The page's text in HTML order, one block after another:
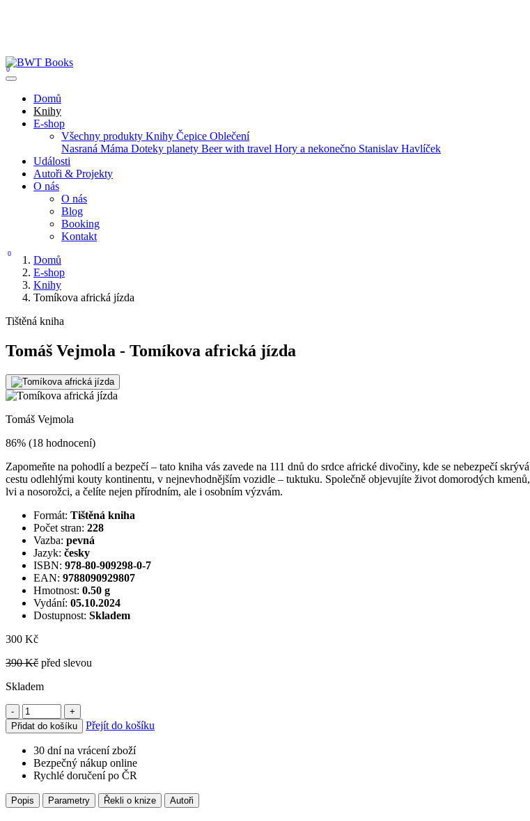
0
Domů
Knihy
E-shop
Všechny produkty Knihy Čepice Oblečení
Nasraná Máma Doteky planety Beer with travel Hory a nekonečno Stanislav Havlíček
Události
Autoři & Projekty
O nás
O nás
Blog
Booking
Kontakt
0
Domů
E-shop
Knihy
Tomíkova africká jízda
Tištěná kniha
Tomáš Vejmola - Tomíkova africká jízda
Tomáš Vejmola
86% (18 hodnocení)
Zapomeňte na pohodlí a bezpečí – tato kniha vás zavede na 111 dnů do srdce africké divočiny, kde se nebezpečí
cestu odlehlými kouty kontinentu, v nejnevhodnějším vozidle – tuktuku. Společně objevujíte život domorodých
lvi a nosorožci, a čelíte nejen přírodním, ale i osobním výzvám.
Formát: Tištěná kniha
Počet stran: 228
Vazba: pevná
Jazyk: česky
ISBN: 978-80-909298-0-7
EAN: 9788090929807
Hmotnost: 0.50 g
Vydání: 05.10.2024
Dostupnost: Skladem
300 Kč
390 Kč před slevou
Skladem
-
+
Přidat do košíku
Přejít do košíku
30 dní na vrácení zboží
Bezpečný nákup online
Rychlé doručení po ČR
Popis Parametry Řekli o knize Autoři